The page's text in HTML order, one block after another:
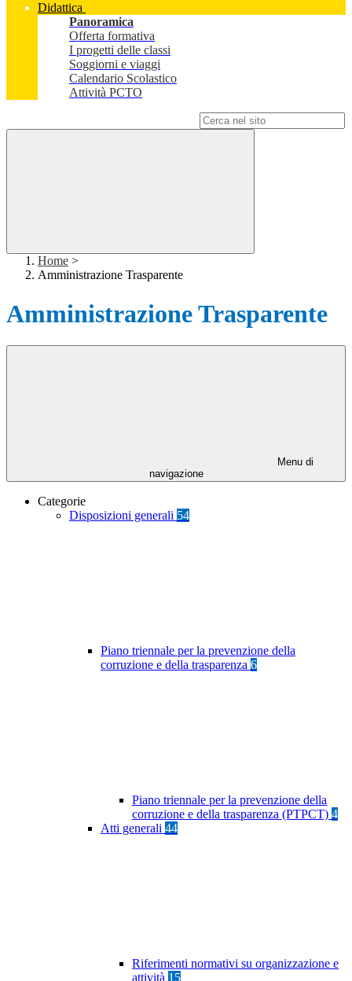
Didattica
Panoramica
Offerta formativa
I progetti delle classi
Soggiorni e viaggi
Calendario Scolastico
Attività PCTO
Home >
Amministrazione Trasparente
Amministrazione Trasparente
Menu di
navigazione
Categorie
Disposizioni generali 54
Piano triennale per la prevenzione della
corruzione e della trasparenza 6
Piano triennale per la prevenzione della
corruzione e della trasparenza (PTPCT) 4
Atti generali 44
Riferimenti normativi su organizzazione e
attività 15